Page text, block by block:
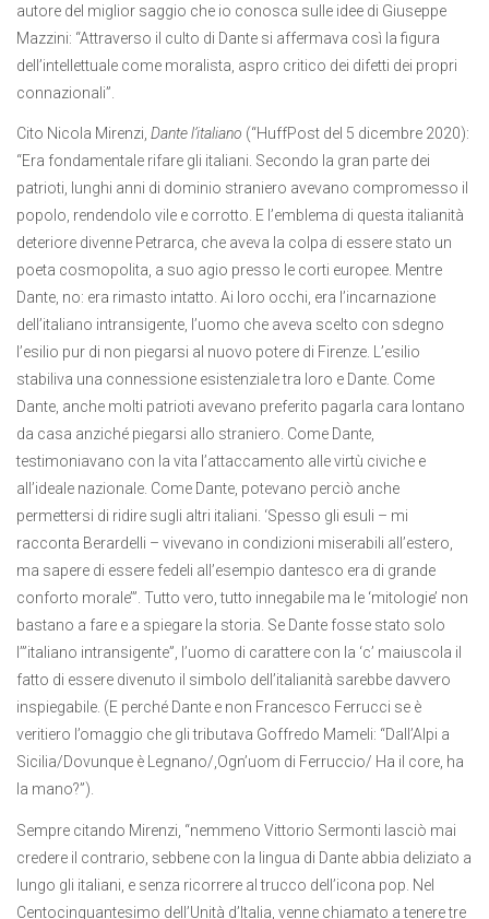
autore del miglior saggio che io conosca sulle idee di Giuseppe
Mazzini: “Attraverso il culto di Dante si affermava così la figura
dell’intellettuale come moralista, aspro critico dei difetti dei propri
connazionali”.
Cito Nicola Mirenzi, Dante l’italiano (“HuffPost del 5 dicembre 2020):
“Era fondamentale rifare gli italiani. Secondo la gran parte dei
patrioti, lunghi anni di dominio straniero avevano compromesso il
popolo, rendendolo vile e corrotto. E l’emblema di questa italianità
deteriore divenne Petrarca, che aveva la colpa di essere stato un
poeta cosmopolita, a suo agio presso le corti europee. Mentre
Dante, no: era rimasto intatto. Ai loro occhi, era l’incarnazione
dell’italiano intransigente, l’uomo che aveva scelto con sdegno
l’esilio pur di non piegarsi al nuovo potere di Firenze. L’esilio
stabiliva una connessione esistenziale tra loro e Dante. Come
Dante, anche molti patrioti avevano preferito pagarla cara lontano
da casa anziché piegarsi allo straniero. Come Dante,
testimoniavano con la vita l’attaccamento alle virtù civiche e
all’ideale nazionale. Come Dante, potevano perciò anche
permettersi di ridire sugli altri italiani. ‘Spesso gli esuli – mi
racconta Berardelli – vivevano in condizioni miserabili all’estero,
ma sapere di essere fedeli all’esempio dantesco era di grande
conforto morale’”. Tutto vero, tutto innegabile ma le ‘mitologie’ non
bastano a fare e a spiegare la storia. Se Dante fosse stato solo
l’”italiano intransigente”, l’uomo di carattere con la ‘c’ maiuscola il
fatto di essere divenuto il simbolo dell’italianità sarebbe davvero
inspiegabile. (E perché Dante e non Francesco Ferrucci se è
veritiero l’omaggio che gli tributava Goffredo Mameli: “Dall’Alpi a
Sicilia/Dovunque è Legnano/,Ogn’uom di Ferruccio/ Ha il core, ha
la mano?”).
Sempre citando Mirenzi, “nemmeno Vittorio Sermonti lasciò mai
credere il contrario, sebbene con la lingua di Dante abbia deliziato a
lungo gli italiani, e senza ricorrere al trucco dell’icona pop. Nel
Centocinquantesimo dell’Unità d’Italia, venne chiamato a tenere tre